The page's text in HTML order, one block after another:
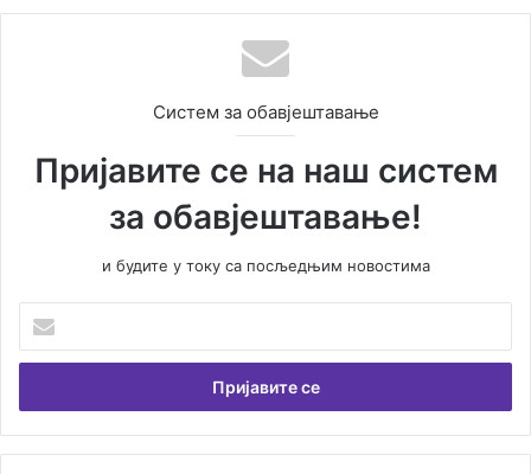
te
Систем за обавјештавање
Пријавите се на наш систем
за обавјештавање!
и будите у току са посљедњим новостима
е
и
т